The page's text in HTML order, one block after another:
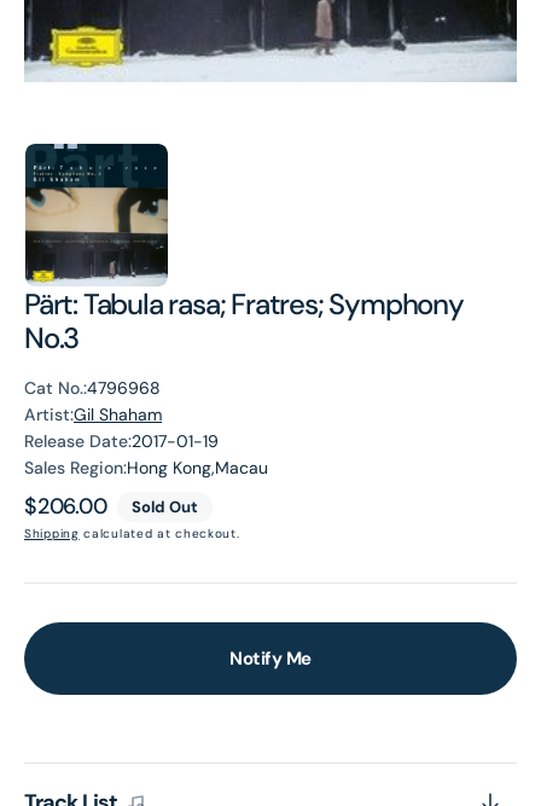
Pärt: Tabula rasa; Fratres; Symphony
No.3
Cat No.:4796968
Artist:Gil Shaham
Release Date:2017-01-19
Sales Region:Hong Kong,Macau
Regular
price
$206.00 Sold Out
Shipping calculated at checkout.
Notify Me